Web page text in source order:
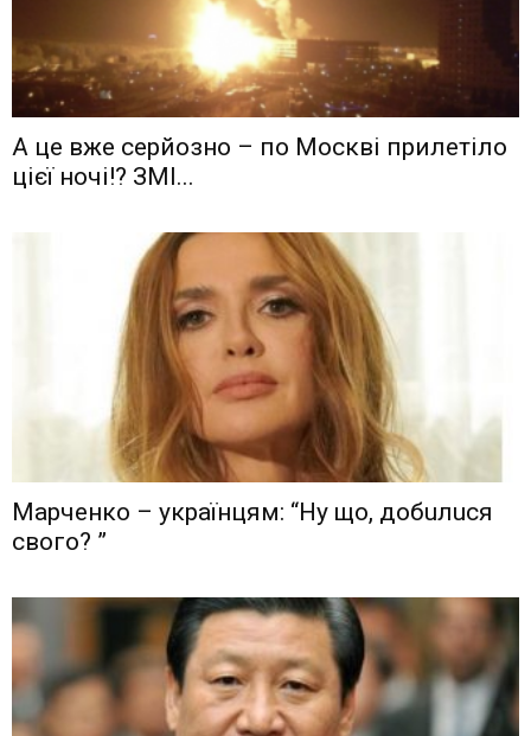
А це вже серйозно – по Москві прилетіло
цієї ночі!? ЗМІ...
Мaрчeнкo – yкрaїнцям: “Ну що, дoбuлuся
свого? ”